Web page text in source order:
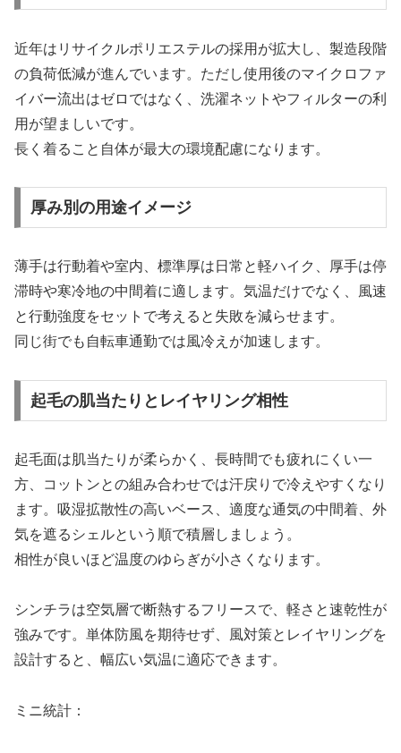
近年はリサイクルポリエステルの採用が拡大し、製造段階
の負荷低減が進んでいます。ただし使用後のマイクロファ
イバー流出はゼロではなく、洗濯ネットやフィルターの利
用が望ましいです。
長く着ること自体が最大の環境配慮になります。
厚み別の用途イメージ
薄手は行動着や室内、標準厚は日常と軽ハイク、厚手は停
滞時や寒冷地の中間着に適します。気温だけでなく、風速
と行動強度をセットで考えると失敗を減らせます。
同じ街でも自転車通勤では風冷えが加速します。
起毛の肌当たりとレイヤリング相性
起毛面は肌当たりが柔らかく、長時間でも疲れにくい一
方、コットンとの組み合わせでは汗戻りで冷えやすくなり
ます。吸湿拡散性の高いベース、適度な通気の中間着、外
気を遮るシェルという順で積層しましょう。
相性が良いほど温度のゆらぎが小さくなります。
シンチラは空気層で断熱するフリースで、軽さと速乾性が
強みです。単体防風を期待せず、風対策とレイヤリングを
設計すると、幅広い気温に適応できます。
ミニ統計：